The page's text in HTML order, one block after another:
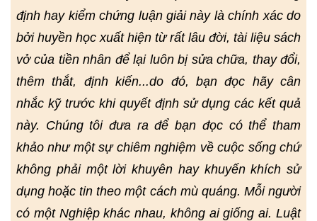
định hay kiểm chứng luận giải này là chính xác do
bởi huyền học xuất hiện từ rất lâu đời, tài liệu sách
vở của tiền nhân để lại luôn bị sửa chữa, thay đổi,
thêm thắt, định kiến...do đó, bạn đọc hãy cân
nhắc kỹ trước khi quyết định sử dụng các kết quả
này. Chúng tôi đưa ra để bạn đọc có thể tham
khảo như một sự chiêm nghiệm về cuộc sống chứ
không phải một lời khuyên hay khuyến khích sử
dụng hoặc tin theo một cách mù quáng. Mỗi người
có một Nghiệp khác nhau, không ai giống ai. Luật